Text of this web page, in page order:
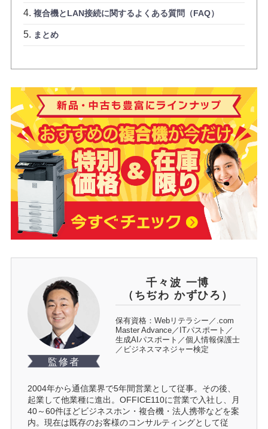
複合機とLAN接続に関するよくある質問（FAQ）
まとめ
監修者
千々波 一博
（ちぢわ かずひろ）
保有資格：Webリテラシー／.com
Master Advance／ITパスポート／
生成AIパスポート／個人情報保護士
／ビジネスマネジャー検定
2004年から通信業界で5年間営業として従事。その後、
起業して他業種に進出。OFFICE110に営業で入社し、月
40～60件ほどビジネスホン・複合機・法人携帯などを案
内。現在は既存のお客様のコンサルティングとして従